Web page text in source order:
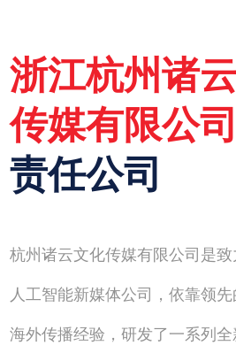
浙江杭州诸
传媒有限公司
责任公司
杭州诸云文化传媒有限公司是
人工智能新媒体公司，依靠领
海外传播经验，研发了一系列全